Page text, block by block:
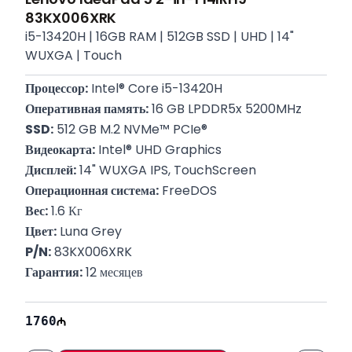
83KX006XRK
i5-13420H | 16GB RAM | 512GB SSD | UHD | 14"
WUXGA | Touch
Процессор: Intel® Core i5-13420H
Оперативная память: 16 GB LPDDR5x 5200MHz
SSD: 512 GB M.2 NVMe™ PCIe®
Видеокарта: Intel® UHD Graphics
Дисплей: 14" WUXGA IPS, TouchScreen
Операционная система: FreeDOS
Вес: 1.6 Кг
Цвет: Luna Grey
P/N: 83KX006XRK
Гарантия: 12 месяцев
1760